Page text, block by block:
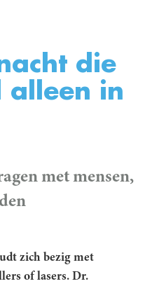
alleen in
met mensen,
zich bezig met
of lasers. Dr.